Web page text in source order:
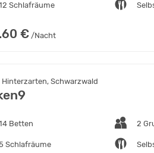
Schlafräume
€ /Nacht
Schwarzwald
Betten 2
Schlafräume